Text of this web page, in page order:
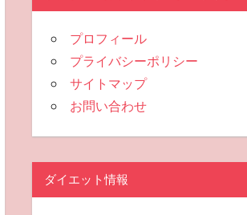
プロフィール
プライバシーポリシー
サイトマップ
お問い合わせ
ダイエット情報